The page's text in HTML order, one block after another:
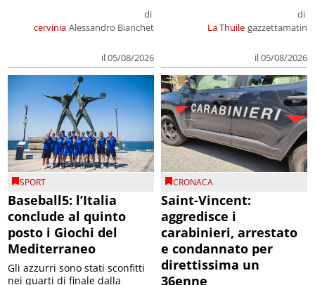
cervinia
di
Alessandro Bianchet
il 05/08/2026
La Thuile
di
gazzettamatin
il 05/08/2026
SPORT
Baseball5: l’Italia
conclude al quinto
posto i Giochi del
Mediterraneo
Gli azzurri sono stati sconfitti
nei quarti di finale dalla
CRONACA
Saint-Vincent:
aggredisce i
carabinieri, arrestato
e condannato per
direttissima un
36enne